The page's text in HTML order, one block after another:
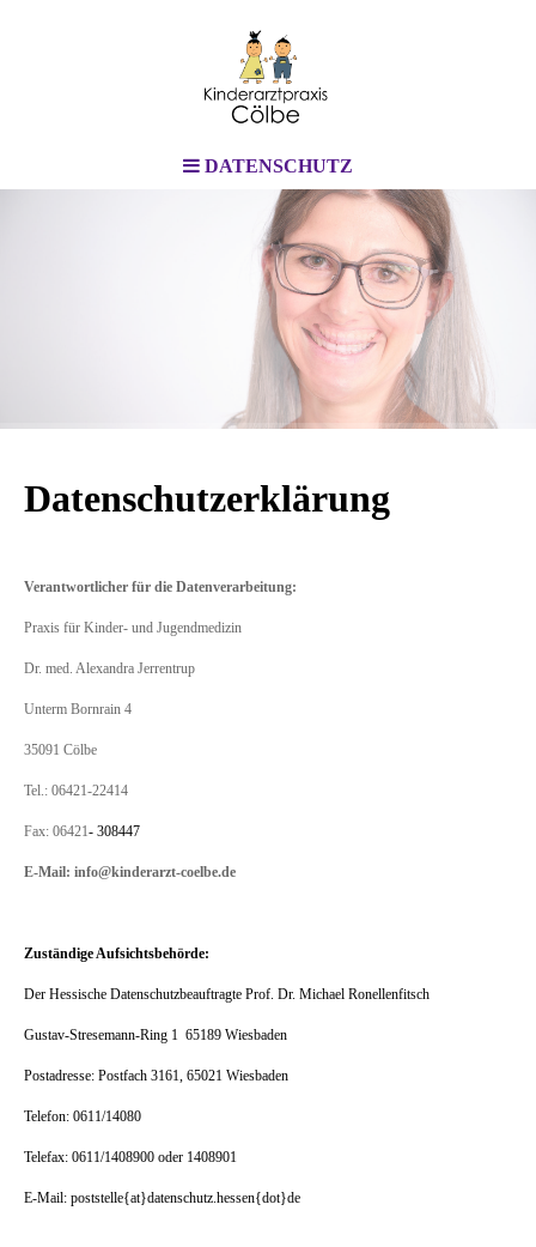
DATENSCHUTZ
Datenschutzerklärung
Verantwortlicher für die Datenverarbeitung:
Praxis für Kinder- und Jugendmedizin
Dr. med. Alexandra Jerrentrup
Unterm Bornrain 4
35091 Cölbe
Tel.: 06421-22414
Fax: 06421- 308447
E-Mail: info@kinderarzt-coelbe.de
Zuständige Aufsichtsbehörde:
Der Hessische Datenschutzbeauftragte Prof. Dr. Michael Ronellenfitsch
Gustav-Stresemann-Ring 1 65189 Wiesbaden
Postadresse: Postfach 3161, 65021 Wiesbaden
Telefon: 0611/14080
Telefax: 0611/1408900 oder 1408901
E-Mail: poststelle{at}datenschutz.hessen{dot}de